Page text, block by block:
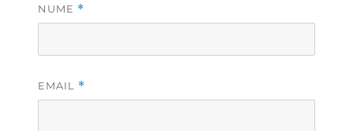
NUME *
EMAIL *